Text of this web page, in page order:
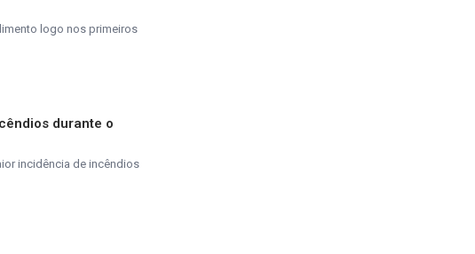
logo nos primeiros
durante o
incidência de incêndios